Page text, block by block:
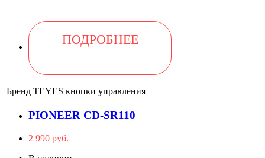
ПОДРОБНЕЕ
Бренд TEYES кнопки управления
PIONEER CD-SR110
2 990 руб.